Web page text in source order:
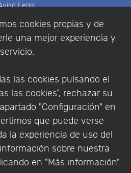
cookies propias y de
una mejor experiencia y
servicio.
las cookies pulsando el
las cookies”, rechazar su
"Configuración" en
que puede verse
la experiencia de uso del
sobre nuestra
en "Más información".
Legal
de Privacidad
de compra
Identificarse
| Política de Privacidad |
de Cookies
- 2026. Addlink Software
S.L.